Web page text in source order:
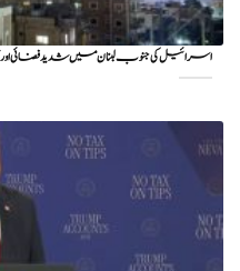
اسرائیل کی جنوب لبنان میں شدید فضائی